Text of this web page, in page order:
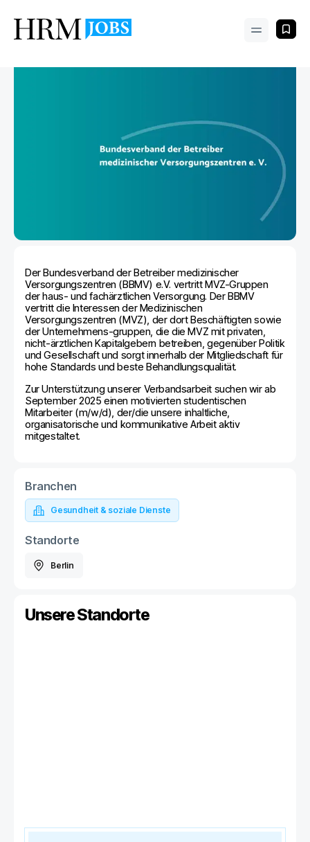
Der Bundesverband der Betreiber medizinischer
Versorgungszentren (BBMV) e.V. vertritt MVZ-Gruppen
der haus- und fachärztlichen Versorgung. Der BBMV
vertritt die Interessen der Medizinischen
Versorgungszentren (MVZ), der dort Beschäftigten sowie
der Unternehmens-gruppen, die die MVZ mit privaten,
nicht-ärztlichen Kapitalgebern betreiben, gegenüber Politik
und Gesellschaft und sorgt innerhalb der Mitgliedschaft für
hohe Standards und beste Behandlungsqualität.
Zur Unterstützung unserer Verbandsarbeit suchen wir ab
September 2025 einen motivierten studentischen
Mitarbeiter (m/w/d), der/die unsere inhaltliche,
organisatorische und kommunikative Arbeit aktiv
mitgestaltet.
Branchen
Gesundheit & soziale Dienste
Standorte
Berlin
Unsere Standorte